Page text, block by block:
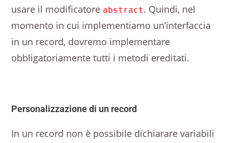
usare il modificatore abstract. Quindi, nel
momento in cui implementiamo un’interfaccia
in un record, dovremo implementare
obbligatoriamente tutti i metodi ereditati.
Personalizzazione di un record
In un record non è possibile dichiarare variabili